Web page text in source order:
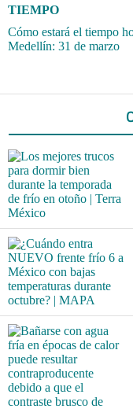
TIEMPO
Cómo estará el tiempo
Medellín: 31 de marzo